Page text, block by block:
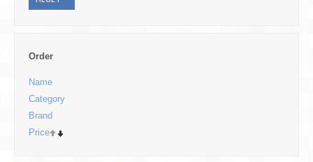
Order
Name
Category
Brand
Price